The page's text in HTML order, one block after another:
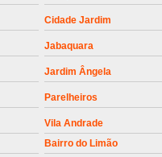
Cidade Jardim
Jabaquara
Jardim Ângela
Parelheiros
Vila Andrade
Bairro do Limão